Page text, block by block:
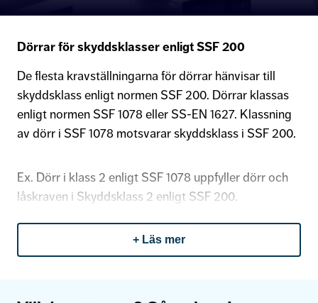
Dörrar för skyddsklasser enligt SSF 200
De flesta kravställningarna för dörrar hänvisar till
skyddsklass enligt normen SSF 200. Dörrar klassas
enligt normen SSF 1078 eller SS-EN 1627. Klassning
av dörr i SSF 1078 motsvarar skyddsklass i SSF 200.
Ex. Dörr i klass 2 enligt SSF 1078 uppfyller dörr och
låskraven i Skyddsklass 2 enligt SSF 200.
Dörrklassning enligt SS-EN 1627 benämns RC
(Resistance class) eller MK (Motståndsklass). Det
RC/MK klassiffra och en dörr enligt SS-EN 1627
+ Läs mer